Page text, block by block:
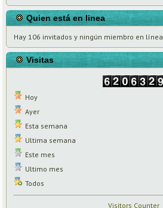
Quien está en linea
Hay 106 invitados y ningún miembro en línea
Visitas
Hoy
Ayer
Esta semana
Ultima semana
Este mes
Ultimo mes
Todos
Visitors Counter